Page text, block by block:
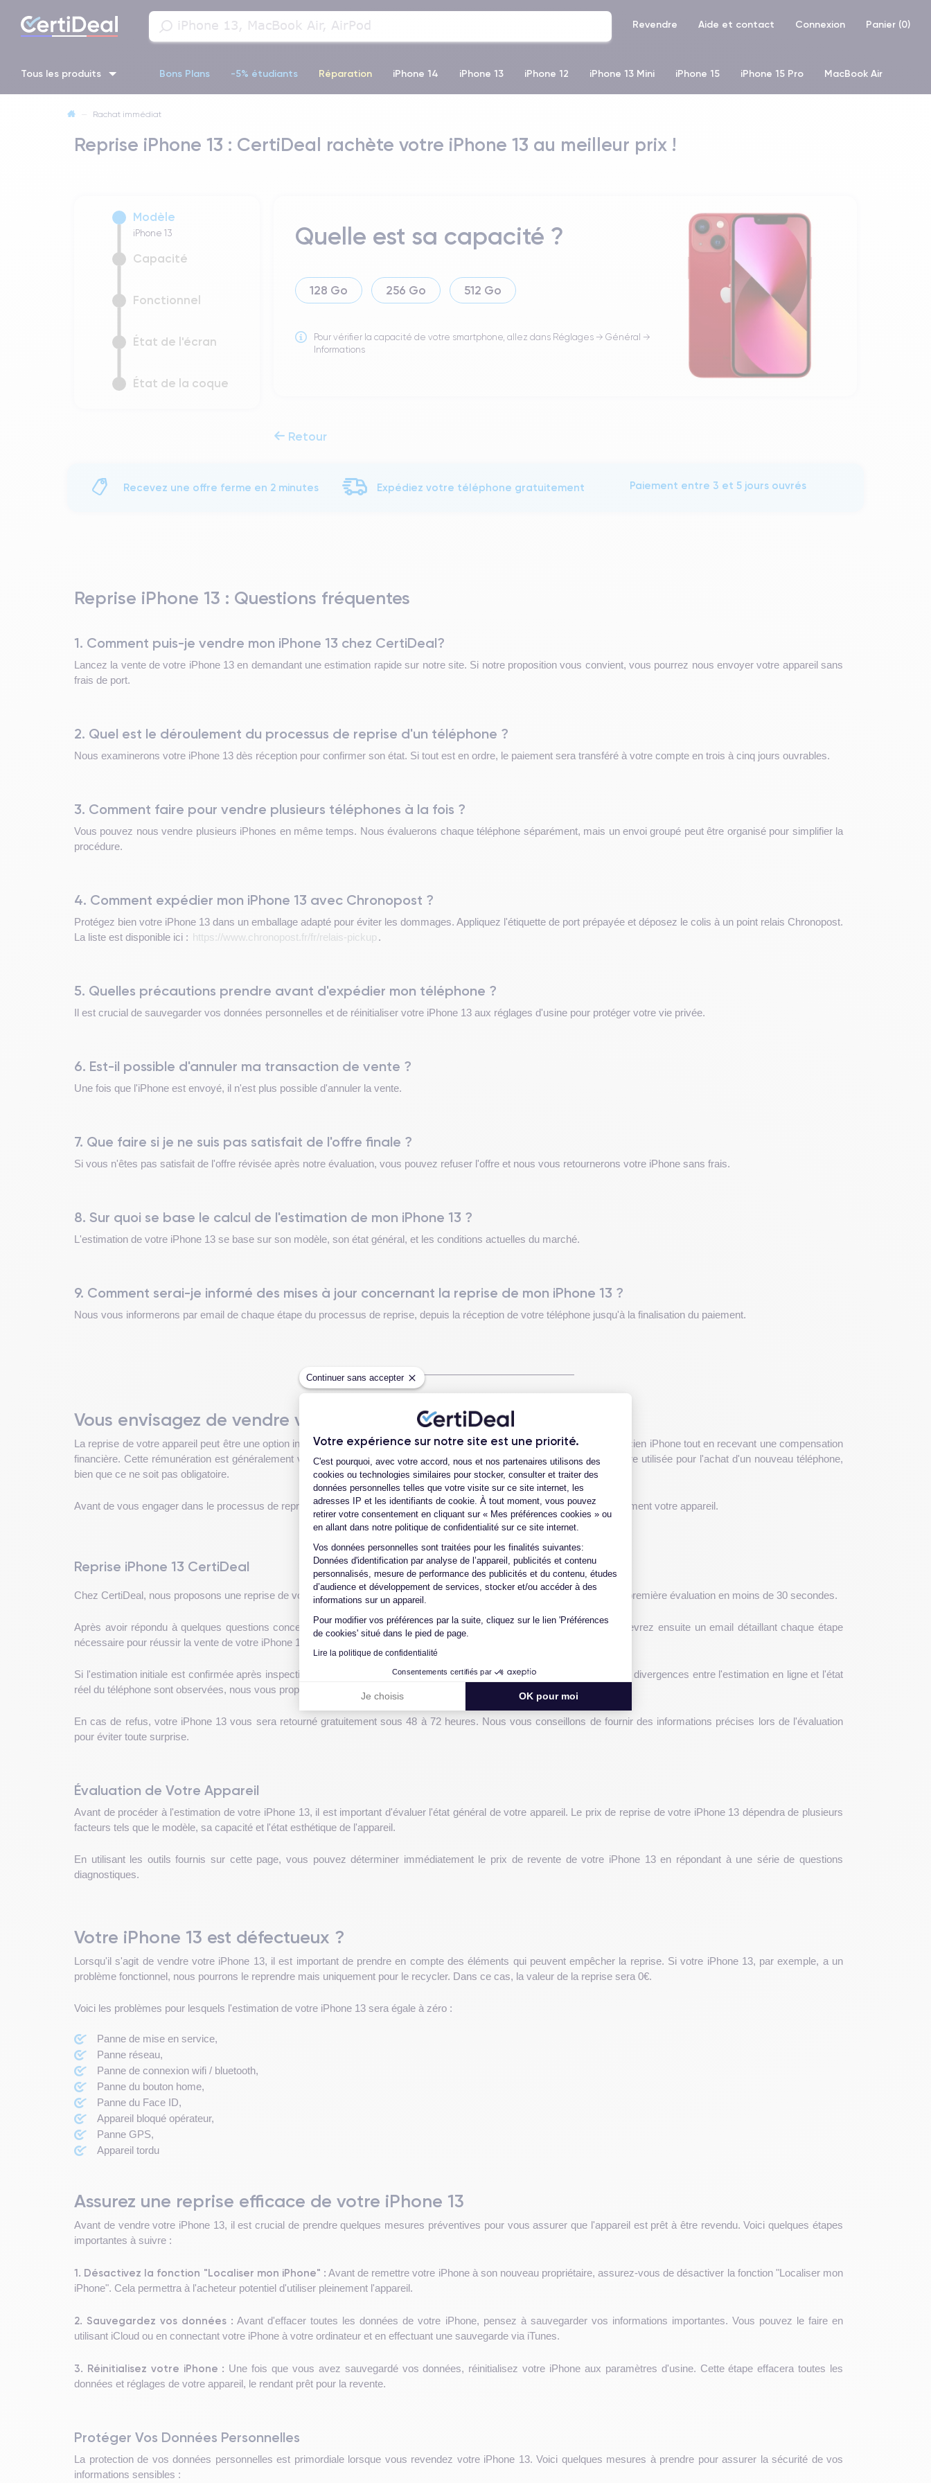
Continuer sans accepter
Votre expérience sur notre site est une priorité.
Plateforme de Gestion du Consentement : Personnalisez vos Options
C'est pourquoi, avec votre accord, nous et nos partenaires utilisons des
cookies ou technologies similaires pour stocker, consulter et traiter des
données personnelles telles que votre visite sur ce site internet, les
adresses IP et les identifiants de cookie. À tout moment, vous pouvez
retirer votre consentement en cliquant sur « Mes préférences cookies » ou
en allant dans notre politique de confidentialité sur ce site internet.
Vos données personnelles sont traitées pour les finalités suivantes:
Données d'identification par analyse de l’appareil, publicités et contenu
personnalisés, mesure de performance des publicités et du contenu, études
d’audience et développement de services, stocker et/ou accéder à des
informations sur un appareil.
Pour modifier vos préférences par la suite, cliquez sur le lien 'Préférences
de cookies' situé dans le pied de page.
Lire la politique de confidentialité
Consentements certifiés par
Je choisis OK pour moi
Axeptio consent
Revendre Aide et contact Connexion Panier (0)
Tous les produits Bons Plans -5% étudiants Réparation iPhone 14 iPhone 13 iPhone 12 iPhone 13 Mini iPhone 15 iPhone 15 Pro MacBook Air
iPhone 14 Pro
iPhone 14 pro
— Rachat immédiat
Reprise iPhone 13 : CertiDeal rachète votre iPhone 13 au meilleur prix !
Quelle est sa capacité ?
128 Go 256 Go 512 Go
Pour vérifier la capacité de votre smartphone, allez dans Réglages → Général →
Informations
Modèle
iPhone 13
Capacité
Fonctionnel
État de l'écran
État de la coque
Retour
Recevez une offre ferme en 2 minutes Expédiez votre téléphone gratuitement Paiement entre 3 et 5 jours ouvrés
Reprise iPhone 13 : Questions fréquentes
1. Comment puis-je vendre mon iPhone 13 chez CertiDeal?
Lancez la vente de votre iPhone 13 en demandant une estimation rapide sur notre site. Si notre proposition vous convient, vous pourrez nous envoyer votre appareil sans
frais de port.
2. Quel est le déroulement du processus de reprise d'un téléphone ?
Nous examinerons votre iPhone 13 dès réception pour confirmer son état. Si tout est en ordre, le paiement sera transféré à votre compte en trois à cinq jours ouvrables.
3. Comment faire pour vendre plusieurs téléphones à la fois ?
Vous pouvez nous vendre plusieurs iPhones en même temps. Nous évaluerons chaque téléphone séparément, mais un envoi groupé peut être organisé pour simplifier la
procédure.
4. Comment expédier mon iPhone 13 avec Chronopost ?
Protégez bien votre iPhone 13 dans un emballage adapté pour éviter les dommages. Appliquez l'étiquette de port prépayée et déposez le colis à un point relais Chronopost.
La liste est disponible ici : https://www.chronopost.fr/fr/relais-pickup .
5. Quelles précautions prendre avant d'expédier mon téléphone ?
Il est crucial de sauvegarder vos données personnelles et de réinitialiser votre iPhone 13 aux réglages d'usine pour protéger votre vie privée.
6. Est-il possible d'annuler ma transaction de vente ?
Une fois que l'iPhone est envoyé, il n'est plus possible d'annuler la vente.
7. Que faire si je ne suis pas satisfait de l'offre finale ?
Si vous n'êtes pas satisfait de l'offre révisée après notre évaluation, vous pouvez refuser l'offre et nous vous retournerons votre iPhone sans frais.
8. Sur quoi se base le calcul de l'estimation de mon iPhone 13 ?
L'estimation de votre iPhone 13 se base sur son modèle, son état général, et les conditions actuelles du marché.
9. Comment serai-je informé des mises à jour concernant la reprise de mon iPhone 13 ?
Nous vous informerons par email de chaque étape du processus de reprise, depuis la réception de votre téléphone jusqu'à la finalisation du paiement.
Vous envisagez de vendre votre iPhone 13 ?
La reprise de votre appareil peut être une option intéressante à explorer. Ce choix vous permet de vous défaire de votre ancien iPhone tout en recevant une compensation
financière. Cette rémunération est généralement versée sur votre compte bancaire dans un délai de 4 à 5 jours et peut être utilisée pour l'achat d'un nouveau téléphone,
bien que ce ne soit pas obligatoire.
Avant de vous engager dans le processus de reprise, il est crucial de comprendre son fonctionnement et d'évaluer correctement votre appareil.
Reprise iPhone 13 CertiDeal
Chez CertiDeal, nous proposons une reprise de votre iPhone 13 à travers un processus simplifié et rapide, permettant une première évaluation en moins de 30 secondes.
Après avoir répondu à quelques questions concernant l'état de votre appareil, nous vous offrons un prix initial. Vous recevrez ensuite un email détaillant chaque étape
nécessaire pour réussir la vente de votre iPhone 13.
Si l'estimation initiale est confirmée après inspection, le paiement vous sera envoyé dans les 4 à 5 jours ouvrables. Si des divergences entre l'estimation en ligne et l'état
réel du téléphone sont observées, nous vous proposerons une nouvelle offre, que vous pourrez accepter ou refuser.
En cas de refus, votre iPhone 13 vous sera retourné gratuitement sous 48 à 72 heures. Nous vous conseillons de fournir des informations précises lors de l'évaluation
pour éviter toute surprise.
Évaluation de Votre Appareil
Avant de procéder à l'estimation de votre iPhone 13, il est important d'évaluer l'état général de votre appareil. Le prix de reprise de votre iPhone 13 dépendra de plusieurs
facteurs tels que le modèle, sa capacité et l'état esthétique de l'appareil.
En utilisant les outils fournis sur cette page, vous pouvez déterminer immédiatement le prix de revente de votre iPhone 13 en répondant à une série de questions
diagnostiques.
Votre iPhone 13 est défectueux ?
Lorsqu'il s'agit de vendre votre iPhone 13, il est important de prendre en compte des éléments qui peuvent empêcher la reprise. Si votre iPhone 13, par exemple, a un
problème fonctionnel, nous pourrons le reprendre mais uniquement pour le recycler. Dans ce cas, la valeur de la reprise sera 0€.
Voici les problèmes pour lesquels l'estimation de votre iPhone 13 sera égale à zéro :
Panne de mise en service,
Panne réseau,
Panne de connexion wifi / bluetooth,
Panne du bouton home,
Panne du Face ID,
Appareil bloqué opérateur,
Panne GPS,
Appareil tordu
Assurez une reprise efficace de votre iPhone 13
Avant de vendre votre iPhone 13, il est crucial de prendre quelques mesures préventives pour vous assurer que l'appareil est prêt à être revendu. Voici quelques étapes
importantes à suivre :
1. Désactivez la fonction "Localiser mon iPhone" : Avant de remettre votre iPhone à son nouveau propriétaire, assurez-vous de désactiver la fonction "Localiser mon
iPhone". Cela permettra à l'acheteur potentiel d'utiliser pleinement l'appareil.
2. Sauvegardez vos données : Avant d'effacer toutes les données de votre iPhone, pensez à sauvegarder vos informations importantes. Vous pouvez le faire en
utilisant iCloud ou en connectant votre iPhone à votre ordinateur et en effectuant une sauvegarde via iTunes.
3. Réinitialisez votre iPhone : Une fois que vous avez sauvegardé vos données, réinitialisez votre iPhone aux paramètres d'usine. Cette étape effacera toutes les
données et réglages de votre appareil, le rendant prêt pour la revente.
Protéger Vos Données Personnelles
La protection de vos données personnelles est primordiale lorsque vous revendez votre iPhone 13. Voici quelques mesures à prendre pour assurer la sécurité de vos
informations sensibles :